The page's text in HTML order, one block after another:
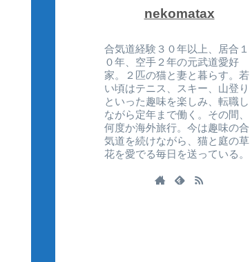
nekomatax
合気道経験３０年以上、居合１
０年、空手２年の元武道愛好
家。２匹の猫と妻と暮らす。若
い頃はテニス、スキー、山登り
といった趣味を楽しみ、転職し
ながら定年まで働く。その間、
何度か海外旅行。今は趣味の合
気道を続けながら、猫と庭の草
花を愛でる毎日を送っている。